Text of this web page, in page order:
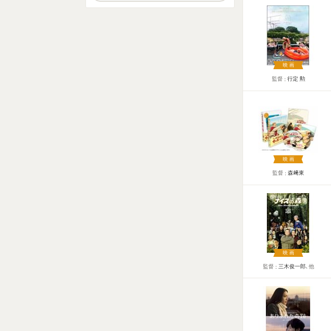
映画
監督 行定 勲
映画
監督 森﨑東
映画
監督 三木俊一郎､他